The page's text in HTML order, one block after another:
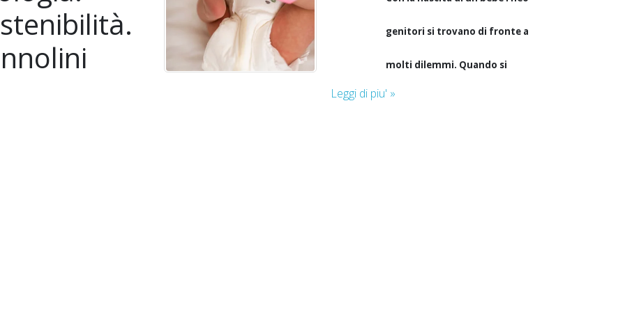
per
genitori si trovano di fronte a
molti dilemmi. Quando si
tratta di acquistare i primi
Leggi di piu' »